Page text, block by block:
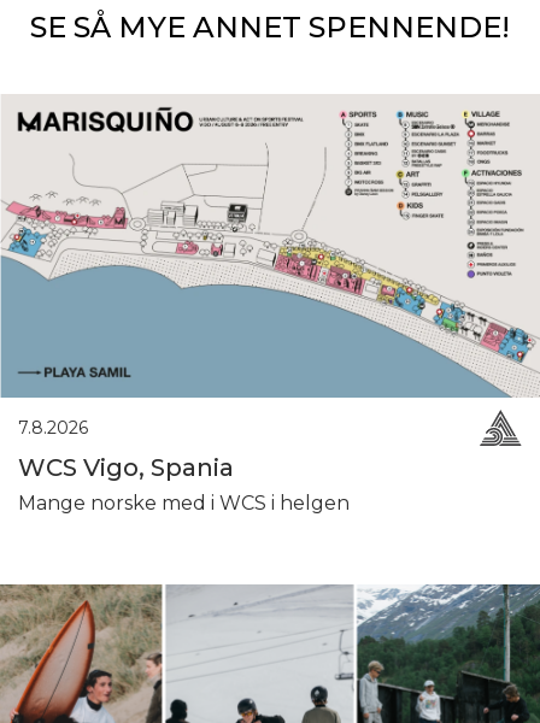
SE SÅ MYE ANNET SPENNENDE!
7.8.2026
WCS Vigo, Spania
Mange norske med i WCS i helgen